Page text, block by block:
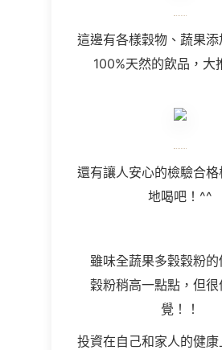
這邊有各樣穀物、蔬果添
100%天然的飲品，大
還有讓人安心的檢驗合
地喝吧！ ^^
雖味全蔬果多穀穀粉的
穀粉稍高一點點，但
覺！！
投資在自己和家人的健